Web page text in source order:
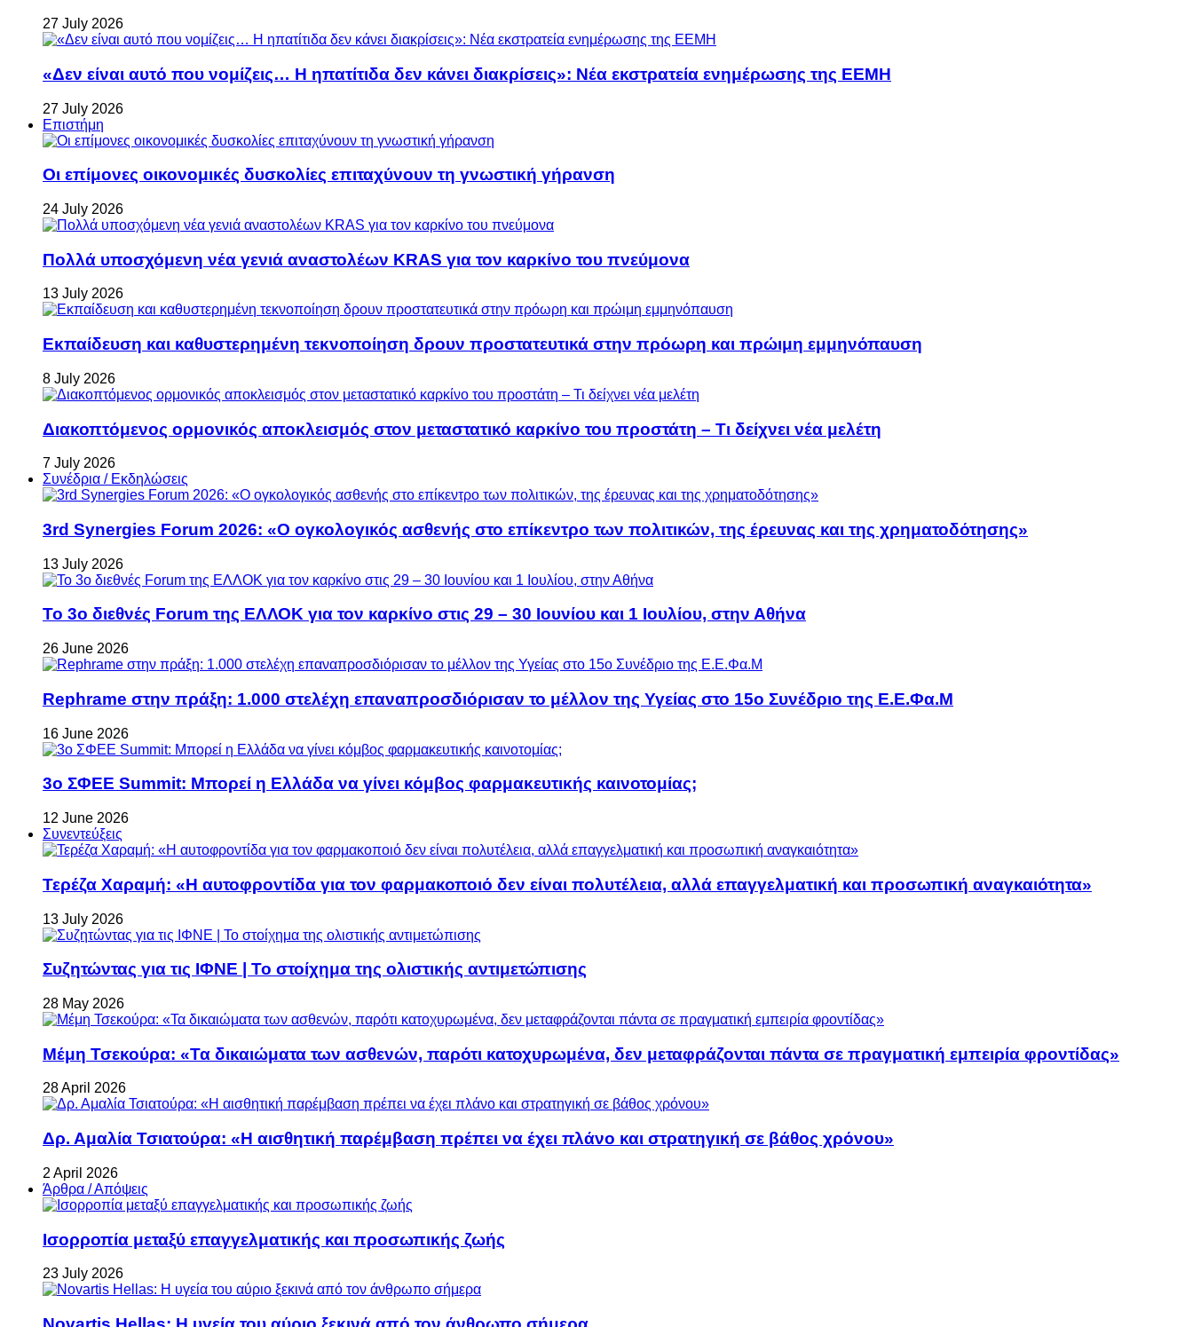
27 July 2026
«Δεν είναι αυτό που νομίζεις… Η ηπατίτιδα δεν κάνει διακρίσεις»: Νέα εκστρατεία ενημέρωσης της ΕΕΜΗ
27 July 2026
Επιστήμη
Οι επίμονες οικονομικές δυσκολίες επιταχύνουν τη γνωστική γήρανση
24 July 2026
Πολλά υποσχόμενη νέα γενιά αναστολέων KRAS για τον καρκίνο του πνεύμονα
13 July 2026
Εκπαίδευση και καθυστερημένη τεκνοποίηση δρουν προστατευτικά στην πρόωρη και πρώιμη εμμηνόπαυση
8 July 2026
Διακοπτόμενος ορμονικός αποκλεισμός στον μεταστατικό καρκίνο του προστάτη – Τι δείχνει νέα μελέτη
7 July 2026
Συνέδρια / Εκδηλώσεις
3rd Synergies Forum 2026: «Ο ογκολογικός ασθενής στο επίκεντρο των πολιτικών, της έρευνας και της χρηματοδότησης»
13 July 2026
Το 3ο διεθνές Forum της ΕΛΛΟΚ για τον καρκίνο στις 29 – 30 Ιουνίου και 1 Ιουλίου, στην Αθήνα
26 June 2026
Rephrame στην πράξη: 1.000 στελέχη επαναπροσδιόρισαν το μέλλον της Υγείας στο 15ο Συνέδριο της Ε.Ε.Φα.Μ
16 June 2026
3ο ΣΦΕΕ Summit: Μπορεί η Ελλάδα να γίνει κόμβος φαρμακευτικής καινοτομίας;
12 June 2026
Συνεντεύξεις
Τερέζα Χαραμή: «Η αυτοφροντίδα για τον φαρμακοποιό δεν είναι πολυτέλεια, αλλά επαγγελματική και προσωπική αναγκαιότητα»
13 July 2026
Συζητώντας για τις ΙΦΝΕ | Το στοίχημα της ολιστικής αντιμετώπισης
28 May 2026
Μέμη Τσεκούρα: «Τα δικαιώματα των ασθενών, παρότι κατοχυρωμένα, δεν μεταφράζονται πάντα σε πραγματική εμπειρία φροντίδας»
28 April 2026
Δρ. Αμαλία Τσιατούρα: «Η αισθητική παρέμβαση πρέπει να έχει πλάνο και στρατηγική σε βάθος χρόνου»
2 April 2026
Άρθρα / Απόψεις
Ισορροπία μεταξύ επαγγελματικής και προσωπικής ζωής
23 July 2026